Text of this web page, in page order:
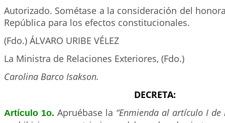
Autorizado. Sométase a la consideración del
República para los efectos constitucionales.
(Fdo.) ÁLVARO URIBE VÉLEZ
La Ministra de Relaciones Exteriores, (Fdo.)
Carolina Barco Isakson.
DECRETA:
Artículo 1o. Apruébase la “Enmienda al artículo I de